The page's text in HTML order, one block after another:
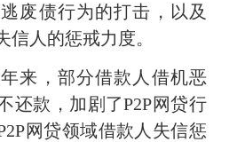
废债行为的打击，以及
信人的惩戒力度。
来，部分借款人借机恶
还款，加剧了P2P网贷行
网贷领域借款人失信惩